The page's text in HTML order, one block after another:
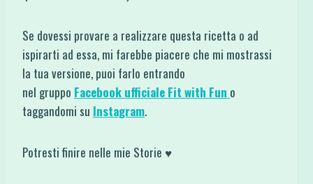
Se dovessi provare a realizzare questa ricetta o ad
ispirarti ad essa, mi farebbe piacere che mi mostrassi
la tua versione, puoi farlo entrando
nel gruppo Facebook ufficiale Fit with Fun o
taggandomi su Instagram.
Potresti finire nelle mie Storie ♥